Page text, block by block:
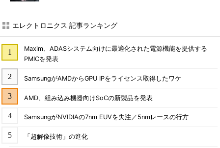
エレクトロニクス 記事ランキング
Maxim、ADASシステム向けに最適化された電源機能を提供する
PMICを発表
SamsungがAMDからGPU IPをライセンス取得したワケ
AMD、組み込み機器向けSoCの新製品を発表
SamsungがNVIDIAの7nm EUVを失注／5nmレースの行方
「超解像技術」の進化